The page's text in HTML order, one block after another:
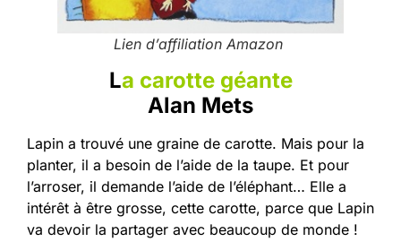
Lien d’affiliation Amazon
La carotte géante
Alan Mets
Lapin a trouvé une graine de carotte. Mais pour la
planter, il a besoin de l’aide de la taupe. Et pour
l’arroser, il demande l’aide de l’éléphant… Elle a
intérêt à être grosse, cette carotte, parce que Lapin
va devoir la partager avec beaucoup de monde !